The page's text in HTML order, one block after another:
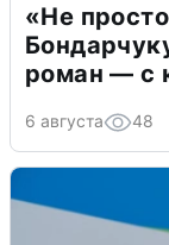
«Не
роман — с
6 августа 48